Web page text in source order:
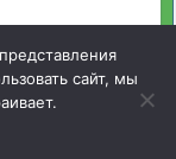
сайт
сайт, мы